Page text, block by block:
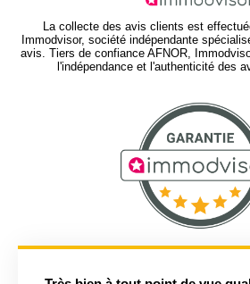
La collecte des avis clients est
Immodvisor, société indépendante
avis. Tiers de confiance AFNOR,
l'indépendance et l'authenticité des